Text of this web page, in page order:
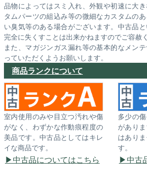
品物によってはスミ入れ、外観や初速に大
タムパーツの組込み等の微細なカスタムの
い臭気等のある場合がございます。中古品
完全に失くすことは出来かねますのでご容赦
また、マガジンガス漏れ等の基本的なメン
っていただくようお願いします。
商品ランクについて
室内使用のみや目立つ汚れや傷
がなく、わずかな作動痕程度の
美品です。中古品としてはキレ
イな商品です。
中古品についてはこちら
多少の
があり
はあり
す。
中古